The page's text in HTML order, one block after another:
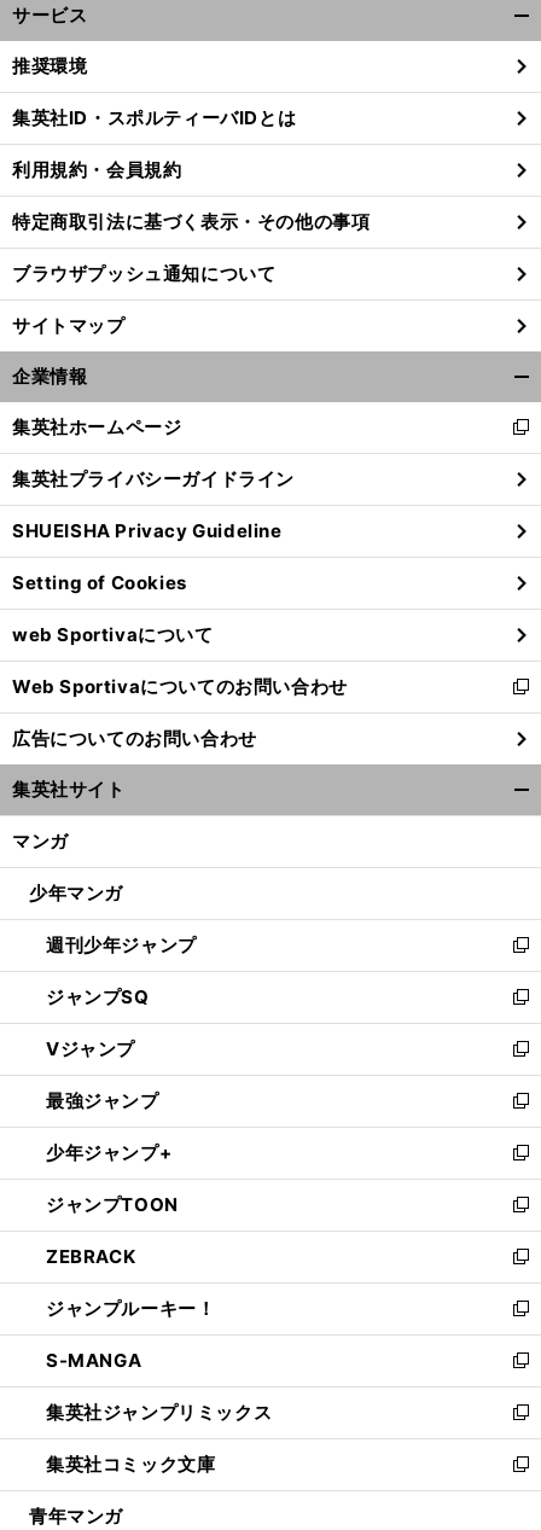
32 回 【
ほ
ぼ週刊俺たちのVAR 】
vol .
139
サービス
閉
る
推奨環境
集英社ID・スポルティーバIDとは
利用規約・会員規約
特定商取引法に基づく表示・その他の事項
ブラウザプッシュ通知について
サイトマップ
企業情報
閉
る
集英社ホームページ
新
し
い
ウ
ィ
ン
ド
ウ
で
開
く
集英社プライバシーガイドライン
SHUEISHA Privacy Guideline
Setting of Cookies
web Sportivaについて
Web Sportivaについてのお問い合わせ
新
し
い
ウ
ィ
ン
ウ
開
く
広告についてのお問い合わせ
集英社サイト
マンガ
少年マンガ
週刊少年ジャンプ
新
し
い
ウ
ィ
ン
ド
ウ
で
開
く
ジャンプSQ
新
し
い
ウ
ィ
ン
ド
ウ
で
開
く
Vジャンプ
新
し
い
ウ
ィ
ン
ド
ウ
で
開
く
最強ジャンプ
新
し
い
ウ
ィ
ン
ド
ウ
で
開
く
少年ジャンプ+
新
し
い
ウ
ィ
ン
ド
ウ
で
開
く
ジャンプTOON
新
し
い
ウ
ィ
ン
ド
ウ
で
開
く
ZEBRACK
新
し
い
ウ
ィ
ン
ド
ウ
で
開
ジャンプルーキー！
新
し
い
ウ
ィ
ン
ド
ウ
S-MANGA
新
し
い
ウ
ィ
ン
集英社ジャンプリミックス
新
し
い
ウ
集英社コミック文庫
新
し
青年マンガ